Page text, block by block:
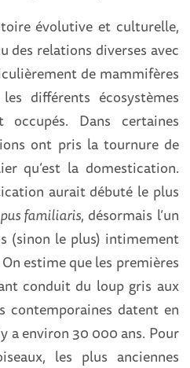
évolutive et culturelle,
des relations diverses avec
de mammifères
différents écosystèmes
occupés. Dans certaines
ont pris la tournure de
qu’est la domestication.
aurait débuté le plus
familiaris, désormais l’un
(sinon le plus) intimement
estime que les premières
conduit du loup gris aux
contemporaines datent en
a environ 30 000 ans. Pour
les plus anciennes